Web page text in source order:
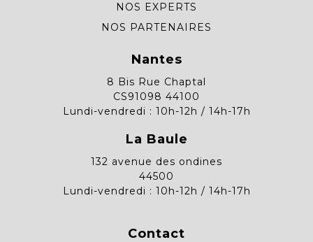
NOS EXPERTS
NOS PARTENAIRES
Nantes
8 Bis Rue Chaptal
CS91098 44100
Lundi-vendredi : 10h-12h / 14h-17h
La Baule
132 avenue des ondines
44500
Lundi-vendredi : 10h-12h / 14h-17h
Contact